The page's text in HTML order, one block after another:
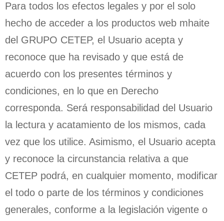
Para todos los efectos legales y por el solo
hecho de acceder a los productos web mhaite
del GRUPO CETEP, el Usuario acepta y
reconoce que ha revisado y que está de
acuerdo con los presentes términos y
condiciones, en lo que en Derecho
corresponda. Será responsabilidad del Usuario
la lectura y acatamiento de los mismos, cada
vez que los utilice. Asimismo, el Usuario acepta
y reconoce la circunstancia relativa a que
CETEP podrá, en cualquier momento, modificar
el todo o parte de los términos y condiciones
generales, conforme a la legislación vigente o